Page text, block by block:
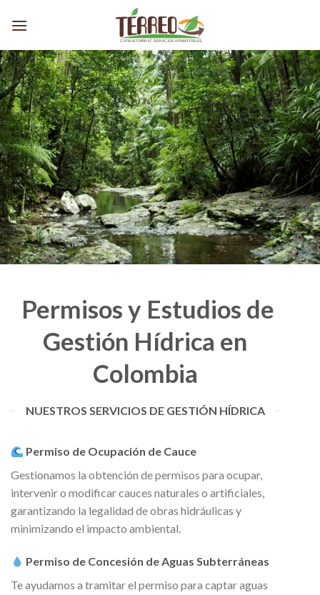
Permisos y Estudios de
Gestión Hídrica en
Colombia
NUESTROS SERVICIOS DE GESTIÓN HÍDRICA
Permiso de Ocupación de Cauce
Gestionamos la obtención de permisos para ocupar,
intervenir o modificar cauces naturales o artificiales,
garantizando la legalidad de obras hidráulicas y
minimizando el impacto ambiental.
Permiso de Concesión de Aguas Subterráneas
Te ayudamos a tramitar el permiso para captar aguas